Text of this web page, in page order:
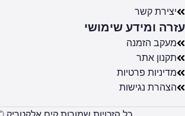
יצירת קשר
עזרה ומידע שימושי
מעקב הזמנה
תקנון אתר
מדיניות פרטיות
הצהרת נגישות